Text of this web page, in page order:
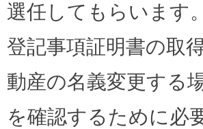
選任してもらいます。
登記事項証明書の取
動産の名義変更する
を確認するために必